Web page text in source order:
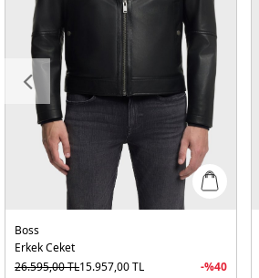
Boss
Erkek Ceket
26.595,00TL15.957,00TL -%40